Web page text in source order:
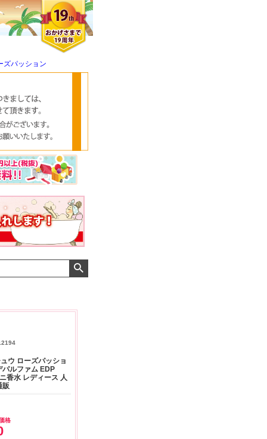
ズパッション
ウ ローズパッショ
パルファム EDP
香水 レディース 人
販
格
クロエさん
またよろしくお願い
した。早速レビューを書き